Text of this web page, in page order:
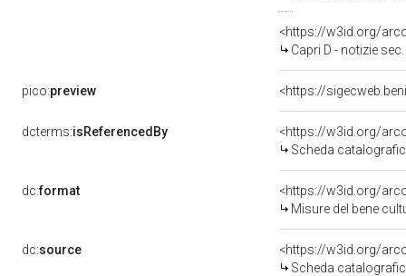
<https://w3id.org/
Capri D - notizie sec.
pico:preview <https://
dcterms:isReferencedBy
<https://w3id.org/
Scheda
dc:format
<https://w3id.org/
Misure del bene
dc:source
<https://w3id.org/
Scheda